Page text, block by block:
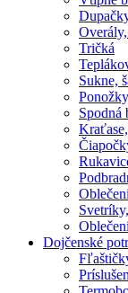
Tričká
Sukne,
Spodná
Dojčenské